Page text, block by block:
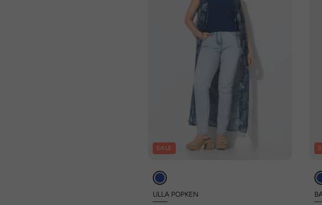
SALE
ULLA POPKEN